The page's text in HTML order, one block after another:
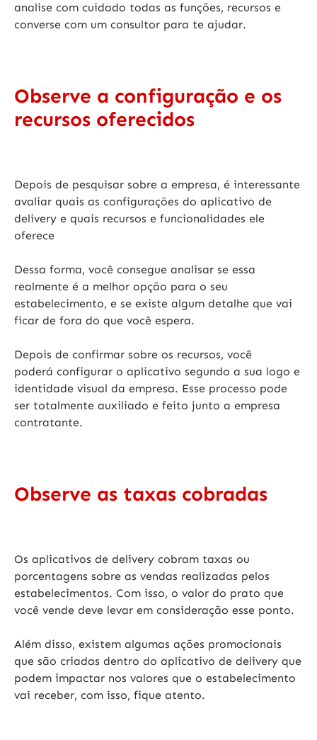
analise com cuidado todas as funções, recursos e
converse com um consultor para te ajudar.
Observe a configuração e os
recursos oferecidos
Depois de pesquisar sobre a empresa, é interessante
avaliar quais as configurações do aplicativo de
delivery e quais recursos e funcionalidades ele
oferece
Dessa forma, você consegue analisar se essa
realmente é a melhor opção para o seu
estabelecimento, e se existe algum detalhe que vai
ficar de fora do que você espera.
Depois de confirmar sobre os recursos, você
poderá configurar o aplicativo segundo a sua logo e
identidade visual da empresa. Esse processo pode
ser totalmente auxiliado e feito junto a empresa
contratante.
Observe as taxas cobradas
Os aplicativos de delivery cobram taxas ou
porcentagens sobre as vendas realizadas pelos
estabelecimentos. Com isso, o valor do prato que
você vende deve levar em consideração esse ponto.
Além disso, existem algumas ações promocionais
que são criadas dentro do aplicativo de delivery que
podem impactar nos valores que o estabelecimento
vai receber, com isso, fique atento.